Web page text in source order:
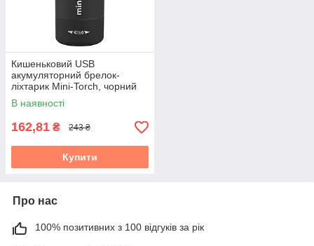
Кишеньковий USB
акумуляторний брелок-
ліхтарик Mini-Torch, чорний
В наявності
162,81 ₴ 243 ₴
Купити
Про нас
100% позитивних з 100 відгуків за рік